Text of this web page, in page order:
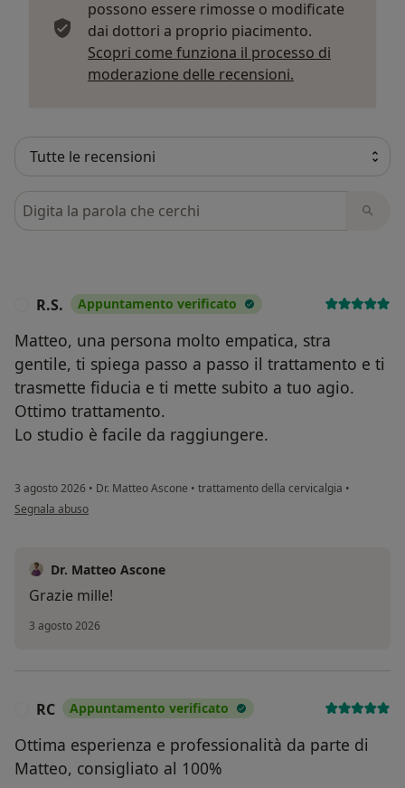
possono essere rimosse o modificate
dai dottori a proprio piacimento.
Scopri come funziona il processo di
moderazione delle recensioni.
Cerca nelle recensioni
R.S. Appuntamento verificato
Matteo, una persona molto empatica, stra
gentile, ti spiega passo a passo il trattamento e ti
trasmette fiducia e ti mette subito a tuo agio.
Ottimo trattamento.
Lo studio è facile da raggiungere.
3 agosto 2026 • Dr. Matteo Ascone • trattamento della cervicalgia •
secondo l'opinione dell'utente R.S.
Segnala abuso
Dr. Matteo Ascone
Grazie mille!
3 agosto 2026
RC Appuntamento verificato
Ottima esperienza e professionalità da parte di
Matteo, consigliato al 100%